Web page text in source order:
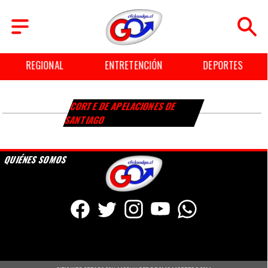
REGIONAL ENTRETENCIÓN DEPORTES
CORTE DE APELACIONES DE
SANTIAGO
QUIÉNES SOMOS